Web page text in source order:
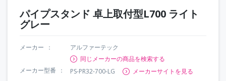
パイプスタンド 卓上取付型L700 ライト
グレー
メーカー
アルファーテック
同じメーカーの商品を検索する
メーカー型番
PS-PR32-700-LG メーカーサイトを見る